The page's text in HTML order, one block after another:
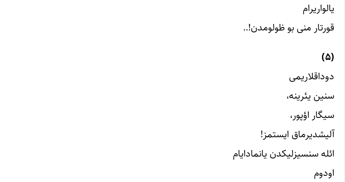
یالواریرام
قورتار منی بو ظولومدن!..
(۵)
دوداقلاریمی
سنین یئرینه،
سیگار اؤپور،
آلیشدیرماق ایستمز!
ائله سنسیزلیکدن یانمادایام
اودوم